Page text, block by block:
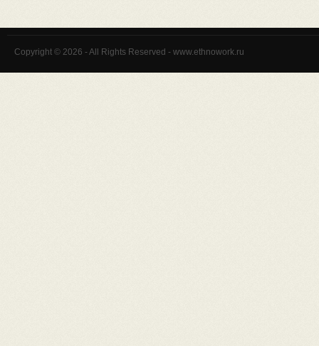
Copyright © 2026 - All Rights Reserved - www.ethnowork.ru